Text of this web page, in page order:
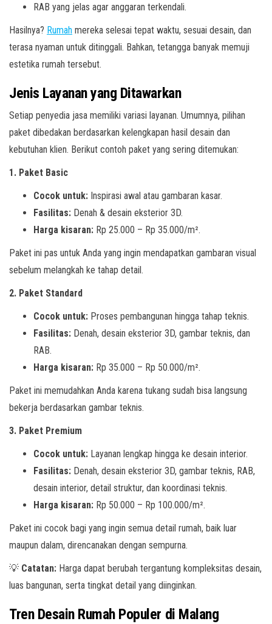
RAB yang jelas agar anggaran terkendali.
Hasilnya? Rumah mereka selesai tepat waktu, sesuai desain, dan
terasa nyaman untuk ditinggali. Bahkan, tetangga banyak memuji
estetika rumah tersebut.
Jenis Layanan yang Ditawarkan
Setiap penyedia jasa memiliki variasi layanan. Umumnya, pilihan
paket dibedakan berdasarkan kelengkapan hasil desain dan
kebutuhan klien. Berikut contoh paket yang sering ditemukan:
1. Paket Basic
Cocok untuk: Inspirasi awal atau gambaran kasar.
Fasilitas: Denah & desain eksterior 3D.
Harga kisaran: Rp 25.000 – Rp 35.000/m².
Paket ini pas untuk Anda yang ingin mendapatkan gambaran visual
sebelum melangkah ke tahap detail.
2. Paket Standard
Cocok untuk: Proses pembangunan hingga tahap teknis.
Fasilitas: Denah, desain eksterior 3D, gambar teknis, dan
RAB.
Harga kisaran: Rp 35.000 – Rp 50.000/m².
Paket ini memudahkan Anda karena tukang sudah bisa langsung
bekerja berdasarkan gambar teknis.
3. Paket Premium
Cocok untuk: Layanan lengkap hingga ke desain interior.
Fasilitas: Denah, desain eksterior 3D, gambar teknis, RAB,
desain interior, detail struktur, dan koordinasi teknis.
Harga kisaran: Rp 50.000 – Rp 100.000/m².
Paket ini cocok bagi yang ingin semua detail rumah, baik luar
maupun dalam, direncanakan dengan sempurna.
💡 Catatan: Harga dapat berubah tergantung kompleksitas desain,
luas bangunan, serta tingkat detail yang diinginkan.
Tren Desain Rumah Populer di Malang